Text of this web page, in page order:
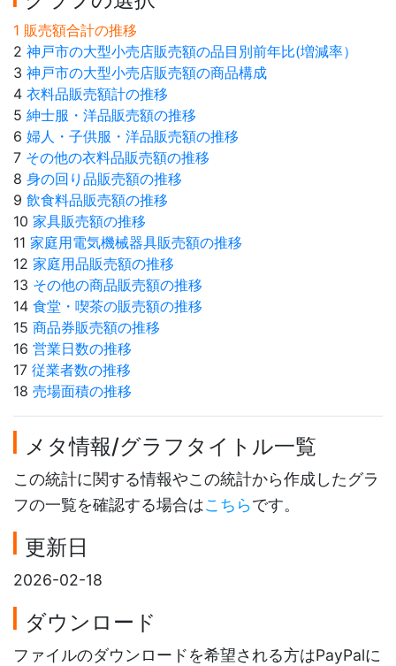
1 販売額合計の推移
2 神戸市の大型小売店販売額の品目別前年比(増減率）
3 神戸市の大型小売店販売額の商品構成
4 衣料品販売額計の推移
5 紳士服・洋品販売額の推移
6 婦人・子供服・洋品販売額の推移
7 その他の衣料品販売額の推移
8 身の回り品販売額の推移
9 飲食料品販売額の推移
10 家具販売額の推移
11 家庭用電気機械器具販売額の推移
12 家庭用品販売額の推移
13 その他の商品販売額の推移
14 食堂・喫茶の販売額の推移
15 商品券販売額の推移
16 営業日数の推移
17 従業者数の推移
18 売場面積の推移
メタ情報/グラフタイトル一覧
この統計に関する情報やこの統計から作成したグラ
フの一覧を確認する場合はこちらです。
更新日
2026-02-18
ダウンロード
ファイルのダウンロードを希望される方はPayPalに